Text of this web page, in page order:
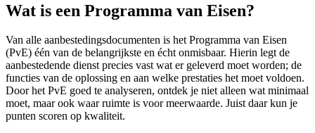
Wat is een Programma van Eisen?
Van alle aanbestedingsdocumenten is het Programma van Eisen
(PvE) één van de belangrijkste en écht onmisbaar. Hierin legt de
aanbestedende dienst precies vast wat er geleverd moet worden; de
functies van de oplossing en aan welke prestaties het moet voldoen.
Door het PvE goed te analyseren, ontdek je niet alleen wat minimaal
moet, maar ook waar ruimte is voor meerwaarde. Juist daar kun je
punten scoren op kwaliteit.